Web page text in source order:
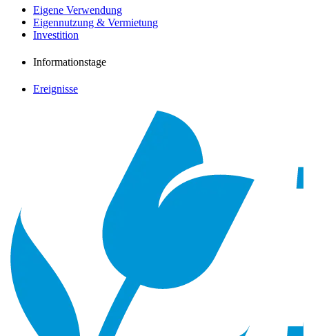
Eigene Verwendung
Eigennutzung & Vermietung
Investition
Informationstage
Ereignisse